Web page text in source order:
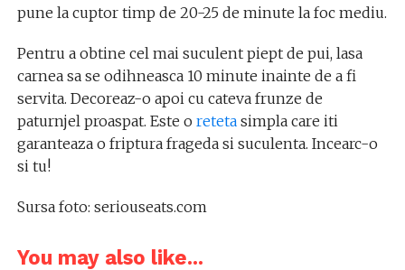
pune la cuptor timp de 20-25 de minute la foc mediu.
Pentru a obtine cel mai suculent piept de pui, lasa
carnea sa se odihneasca 10 minute inainte de a fi
servita. Decoreaz-o apoi cu cateva frunze de
paturnjel proaspat. Este o retetasimpla care iti
garanteaza o friptura frageda si suculenta. Incearc-o
si tu!
Sursa foto: seriouseats.com
You may also like...